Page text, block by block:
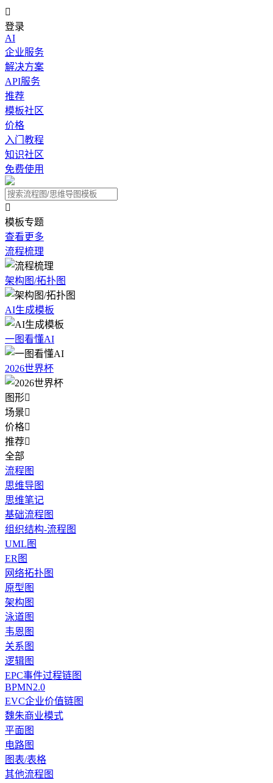

登录
AI
企业服务
解决方案
API服务
推荐
模板社区
价格
入门教程
知识社区
免费使用

模板专题
查看更多
流程梳理
架构图/拓扑图
AI生成模板
一图看懂AI
2026世界杯
图形
场景
价格
推荐
全部
流程图
思维导图
思维笔记
基础流程图
组织结构-流程图
UML图
ER图
网络拓扑图
原型图
架构图
泳道图
韦恩图
关系图
逻辑图
EPC事件过程链图
BPMN2.0
EVC企业价值链图
魏朱商业模式
平面图
电路图
图表/表格
其他流程图